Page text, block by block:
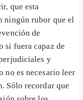
que esta
ningún rubor que el
de
si fuera capaz de
y
no es necesario leer
Sólo recordar que